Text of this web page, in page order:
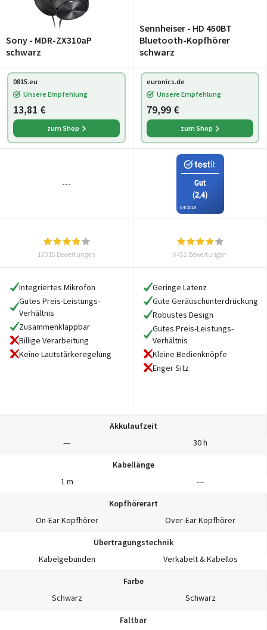
Sony - MDR-ZX310aP
schwarz
Sennheiser - HD 450BT
Bluetooth-Kopfhörer
schwarz
0815.eu
Unsere Empfehlung
13,81 €
zum Shop
euronics.de
Unsere Empfehlung
79,99 €
zum Shop
---
Gut
(2,4)
04/2019
17015 Bewertungen 6452 Bewertungen
Integriertes Mikrofon
Gutes Preis-Leistungs-
Verhältnis
Zusammenklappbar
Billige Verarbeitung
Keine Lautstärkeregelung
Geringe Latenz
Gute Geräuschunterdrückung
Robustes Design
Gutes Preis-Leistungs-
Verhältnis
Kleine Bedienknöpfe
Enger Sitz
Akkulaufzeit
---
30 h
Kabellänge
1 m
---
Kopfhörerart
On-Ear Kopfhörer
Over-Ear Kopfhörer
Übertragungstechnik
Kabelgebunden
Verkabelt & Kabellos
Farbe
Schwarz
Schwarz
Faltbar